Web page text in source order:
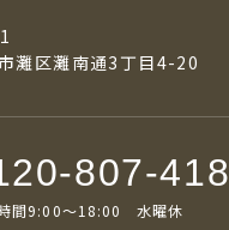
灘区灘南通3丁目4-20
807-418
間9:00～18:00 水曜休